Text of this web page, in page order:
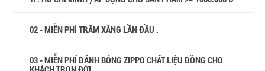
02 - MIỄN PHÍ TRÂM XĂNG LẦN ĐẦU .
03 - MIỄN PHÍ ĐÁNH BÓNG ZIPPO CHẤT LIỆU ĐỒNG CHO